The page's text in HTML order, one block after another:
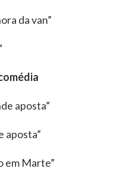
da van”
aposta”
aposta”
em Marte”